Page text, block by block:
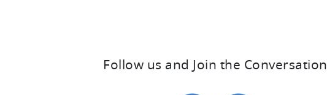
Follow us and Join the Conversation